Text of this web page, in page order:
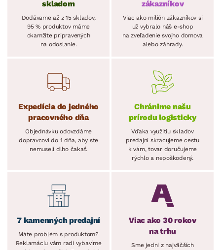
skladom
Dodávame až z 15 skladov,
95 % produktov máme
okamžite pripravených
na odoslanie.
zákazníkov
Viac ako milión zákazníkov si
už vybralo náš e-shop
na zveľadenie svojho domova
alebo záhrady.
Expedícia do jedného
pracovného dňa
Objednávku odovzdáme
dopravcovi do 1 dňa, aby ste
nemuseli dlho čakať.
Chránime našu
prírodu logisticky
Vďaka využitiu skladov
predajní skracujeme cestu
k vám, tovar doručujeme
rýchlo a nepoškodený.
7 kamenných predajní
Máte problém s produktom?
Reklamáciu vám radi vybavíme
Viac ako 30 rokov
na trhu
Sme jedni z najväčších